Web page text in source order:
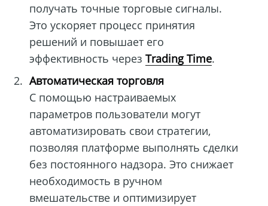
получать точные торговые сигналы.
Это ускоряет процесс принятия
решений и повышает его
эффективность через Trading Time.
Автоматическая торговля
С помощью настраиваемых
параметров пользователи могут
автоматизировать свои стратегии,
позволяя платформе выполнять сделки
без постоянного надзора. Это снижает
необходимость в ручном
вмешательстве и оптимизирует